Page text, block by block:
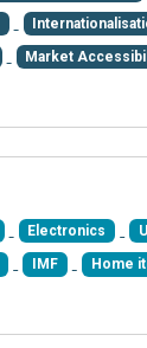
Market
Electronics
IMF Home